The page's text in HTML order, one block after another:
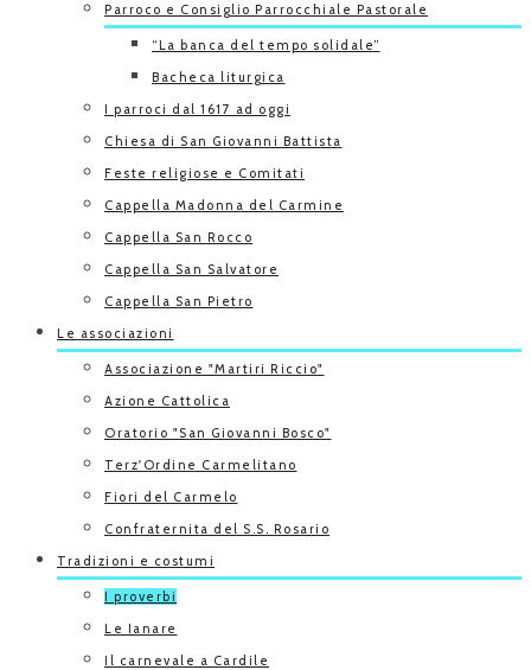
Parroco e Consiglio Parrocchiale Pastorale
“La banca del tempo solidale”
Bacheca liturgica
I parroci dal 1617 ad oggi
Chiesa di San Giovanni Battista
Feste religiose e Comitati
Cappella Madonna del Carmine
Cappella San Rocco
Cappella San Salvatore
Cappella San Pietro
Le associazioni
Associazione "Martiri Riccio"
Azione Cattolica
Oratorio "San Giovanni Bosco"
Terz'Ordine Carmelitano
Fiori del Carmelo
Confraternita del S.S. Rosario
Tradizioni e costumi
I proverbi
Le Ianare
Il carnevale a Cardile